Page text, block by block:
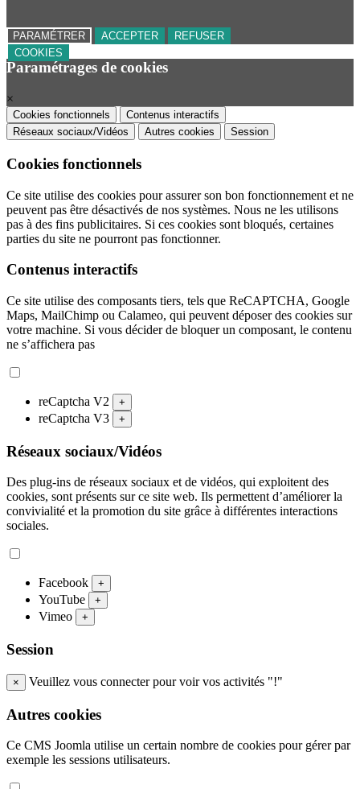
PARAMÉTRER ACCEPTER
REFUSER
COOKIES
Paramétrages de cookies
×
Cookies fonctionnels
Contenus interactifs
Réseaux sociaux/Vidéos
Autres cookies Session
Cookies fonctionnels
Ce site utilise des cookies pour assurer son bon fonctionnement et ne
peuvent pas être désactivés de nos systèmes. Nous ne les utilisons
pas à des fins publicitaires. Si ces cookies sont bloqués, certaines
parties du site ne pourront pas fonctionner.
Contenus interactifs
Ce site utilise des composants tiers, tels que ReCAPTCHA, Google
Maps, MailChimp ou Calameo, qui peuvent déposer des cookies sur
votre machine. Si vous décider de bloquer un composant, le contenu
ne s’affichera pas
reCaptcha V2 +
reCaptcha V3 +
Réseaux sociaux/Vidéos
Des plug-ins de réseaux sociaux et de vidéos, qui exploitent des
cookies, sont présents sur ce site web. Ils permettent d’améliorer la
convivialité et la promotion du site grâce à différentes interactions
sociales.
Facebook +
YouTube +
Vimeo +
Session
× Veuillez vous connecter pour voir vos activités "!"
Autres cookies
Ce CMS Joomla utilise un certain nombre de cookies pour gérer par
exemple les sessions utilisateurs.